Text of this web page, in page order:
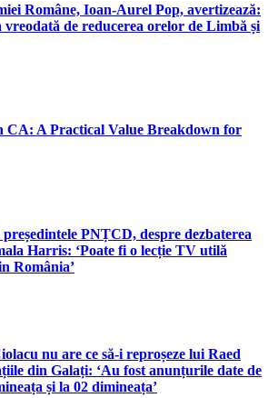
Române, Ioan-Aurel Pop, avertizează:
vreodată de reducerea orelor de Limbă și
CA: A Practical Value Breakdown for
PNȚCD, despre dezbaterea
Harris: ‘Poate fi o lecție TV utilă
România’
nu are ce să-i reproșeze lui Raed
din Galați: ‘Au fost anunțurile date de
și la 02 dimineața’